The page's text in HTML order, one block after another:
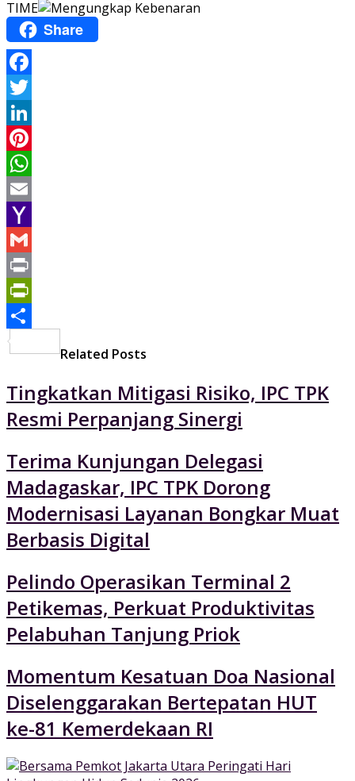
TIME
Share
Facebook
Twitter
LinkedIn
Pinterest
WhatsApp
Email
Yahoo
Mail
Gmail
Print
PrintFriendly
Related Posts
Tingkatkan Mitigasi Risiko, IPC TPK
Resmi Perpanjang Sinergi
Terima Kunjungan Delegasi
Madagaskar, IPC TPK Dorong
Modernisasi Layanan Bongkar Muat
Berbasis Digital
Pelindo Operasikan Terminal 2
Petikemas, Perkuat Produktivitas
Pelabuhan Tanjung Priok
Momentum Kesatuan Doa Nasional
Diselenggarakan Bertepatan HUT
ke-81 Kemerdekaan RI